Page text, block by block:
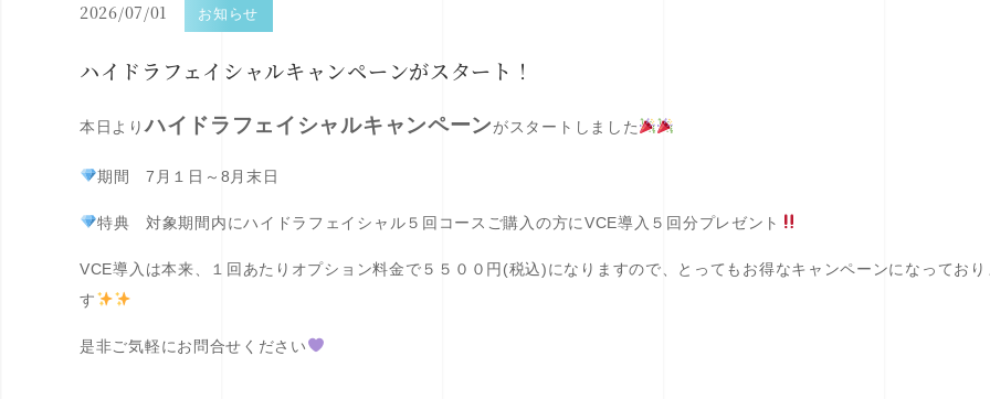
2026/07/01 お知らせ
ハイドラフェイシャルキャンペーンがスタート！
本日よりハイドラフェイシャルキャンペーンがスタートしました
期間 7月１日～8月末日
特典 対象期間内にハイドラフェイシャル５回コースご購入の方にVCE導入５回分プレゼント
VCE導入は本来、１回あたりオプション料金で５５００円(税込)になりますので、とってもお得なキャンペーンになっており
す
是非ご気軽にお問合せくださ い